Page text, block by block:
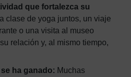
que fortalezca su
clase de yoga juntos, un viaje
o una visita al museo
relación y, al mismo tiempo,
ha ganado: Muchas